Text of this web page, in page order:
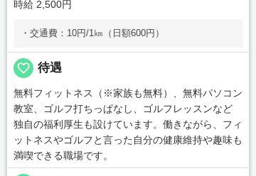
時給 2,500円
・交通費：10円/1㎞（日額600円）
favorite_border 待遇
無料フィットネス（※家族も無料）、無料パソコン
教室、ゴルフ打ちっぱなし、ゴルフレッスンなど
独自の福利厚生も設けています。働きながら、フィ
ットネスやゴルフと言った自分の健康維持や趣味も
満喫できる職場です。